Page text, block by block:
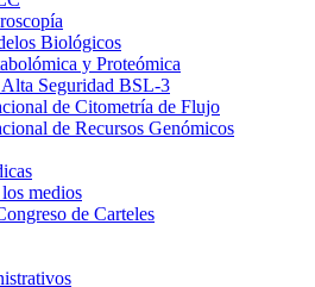
Biológicos
y Proteómica
Seguridad BSL-3
de Citometría de Flujo
de Recursos Genómicos
medios
de Carteles